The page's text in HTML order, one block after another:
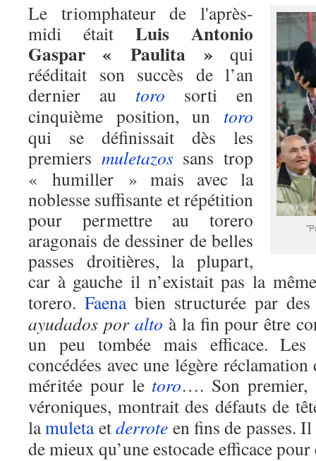
Le triomphateur de l'après-
midi était Luis Antonio
Gaspar « Paulita » qui
rééditait son succès de l’an
dernier au toro sorti en
cinquième position, un toro
qui se définissait dès les
premiers muletazossans trop
« humiller » mais avec la
noblesse suffisante et répétition
pour permettre au torero
aragonais de dessiner de belles
passes droitières, la plupart,
car à gauche il n’existait pas la
torero. Faenabien structurée par
ayudados por alto à la fin pour être
un peu tombée mais efficace.
concédées avec une légère
méritée pour le toro…. Son premier,
véroniques, montrait des défauts de
lamuletaetderrote en fins de passes.
de mieux qu’une estocade efficace